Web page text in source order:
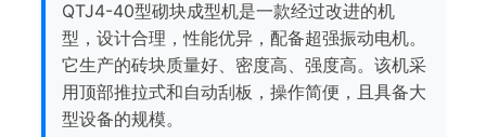
QTJ4-40型砌块成型机是一款经过改进的机
型，设计合理，性能优异，配备超强振动电机。
它生产的砖块质量好、密度高、强度高。该机采
用顶部推拉式和自动刮板，操作简便，且具备大
型设备的规模。